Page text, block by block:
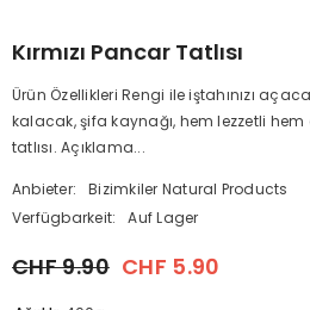
Kırmızı Pancar Tatlısı
Ürün Özellikleri Rengi ile iştahınızı
kalacak, şifa kaynağı, hem lezzetli hem
tatlısı. Açıklama...
Anbieter:
Bizimkiler Natural Products
Verfügbarkeit:
Auf Lager
CHF 9.90 CHF 5.90